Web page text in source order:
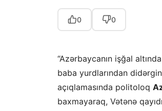
0 0
“Azərbaycanın işğal
baba yurdlarından
açıqlamasında politoloq
baxmayaraq, Vətənə